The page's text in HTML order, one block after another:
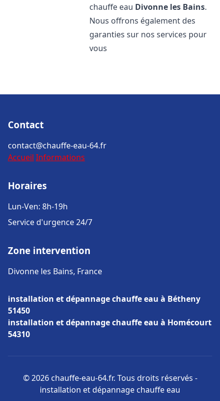
chauffe eau Divonne les Bains.
Nous offrons également des
garanties sur nos services pour
vous
Contact
contact@chauffe-eau-64.fr
Accueil Informations
Horaires
Lun-Ven: 8h-19h
Service d'urgence 24/7
Zone intervention
Divonne les Bains, France
installation et dépannage chauffe eau à Bétheny
51450
installation et dépannage chauffe eau à Homécourt
54310
© 2026 chauffe-eau-64.fr. Tous droits réservés -
installation et dépannage chauffe eau